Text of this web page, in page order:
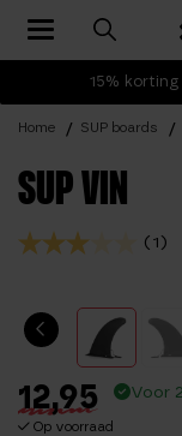
15% korting
Toggle
Home SUP boards
SUP VIN
(1)
12,95
Op voorraad
Voor